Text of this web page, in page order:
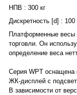
НПВ : 300 кг
Дискретность [d] : 100
Платформенные весы
торговли. Он
определение веса
Серия WPT оснащена
ЖК-дисплей с
В зависимости от